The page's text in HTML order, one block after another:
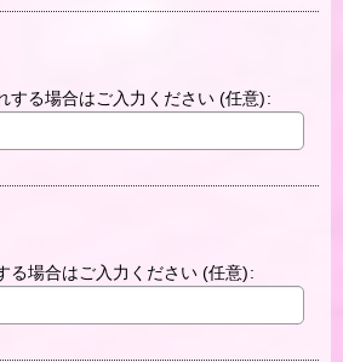
する場合はご入力ください (任意):
る場合はご入力ください (任意):